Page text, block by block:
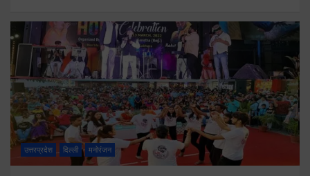
उत्तरप्रदेश दिल्ली मनोरंजन